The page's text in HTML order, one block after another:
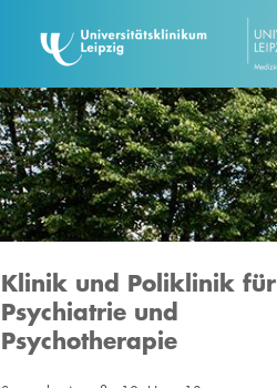
Klinik und Poliklinik für
Psychiatrie und
Psychotherapie